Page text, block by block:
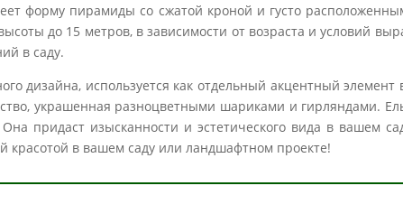
форму пирамиды со сжатой кроной и густо
до 15 метров, в зависимости от возраста и условий
в саду.
дизайна, используется как отдельный акцентный элемент
украшенная разноцветными шариками и гирляндами.
придаст изысканности и эстетического вида в вашем
красотой в вашем саду или ландшафтном проекте!